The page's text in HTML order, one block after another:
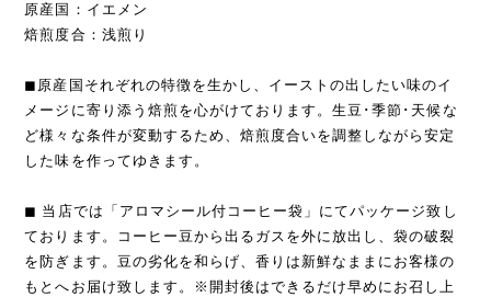
原産国：イエメン
焙煎度合：浅煎り
◼︎原産国それぞれの特徴を生かし、イーストの出したい味のイ
メージに寄り添う焙煎を心がけております。生豆･季節･天候な
ど様々な条件が変動するため、焙煎度合いを調整しながら安定
した味を作ってゆきます。
◼︎ 当店では「アロマシール付コーヒー袋」にてパッケージ致し
ております。コーヒー豆から出るガスを外に放出し、袋の破裂
を防ぎます。豆の劣化を和らげ、香りは新鮮なままにお客様の
もとへお届け致します。※開封後はできるだけ早めにお召し上